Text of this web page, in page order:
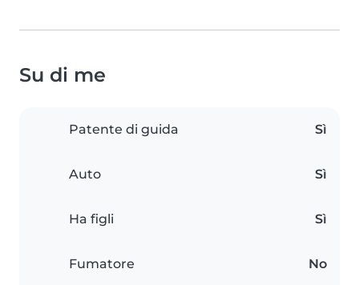
Su di me
Patente di guida Sì
Auto Sì
Ha figli Sì
Fumatore No